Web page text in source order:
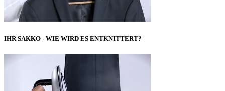
IHR SAKKO - WIE WIRD ES ENTKNITTERT?